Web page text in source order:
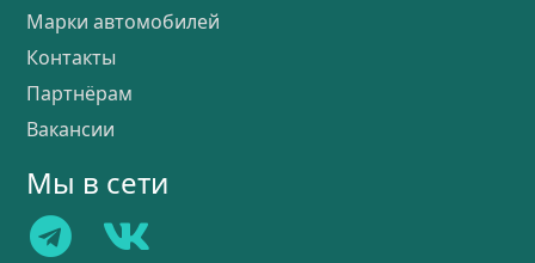
Марки автомобилей
Контакты
Партнёрам
Вакансии
Мы в сети